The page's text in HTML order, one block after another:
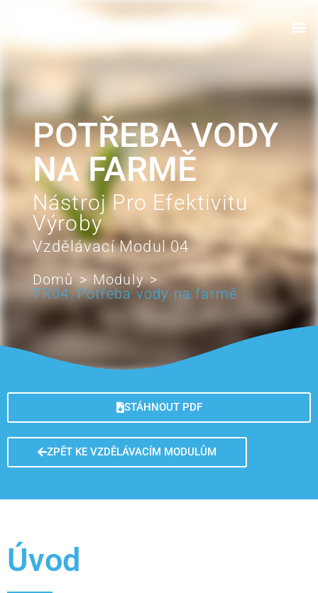
POTŘEBA VODY
NA FARMĚ
Nástroj Pro Efektivitu
Výroby
Vzdělávací Modul 04
Domů > Moduly >
TR04: Potřeba vody na farmě
STÁHNOUT PDF
ZPĚT KE VZDĚLÁVACÍM MODULŮM
Úvod